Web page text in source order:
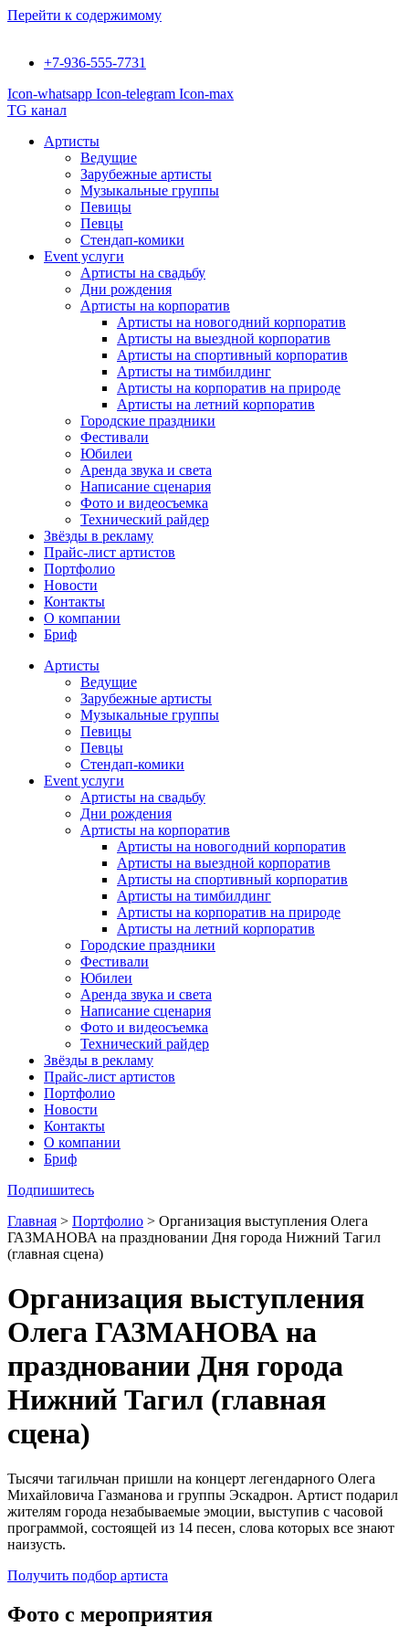
Перейти к содержимому
+7-936-555-7731
Icon-whatsapp Icon-telegram Icon-max
TG канал
Артисты
Ведущие
Зарубежные артисты
Музыкальные группы
Певицы
Певцы
Стендап-комики
Event услуги
Артисты на свадьбу
Дни рождения
Артисты на корпоратив
Артисты на новогодний корпоратив
Артисты на выездной корпоратив
Артисты на спортивный корпоратив
Артисты на тимбилдинг
Артисты на корпоратив на природе
Артисты на летний корпоратив
Городские праздники
Фестивали
Юбилеи
Аренда звука и света
Написание сценария
Фото и видеосъемка
Технический райдер
Звёзды в рекламу
Прайс-лист артистов
Портфолио
Новости
Контакты
О компании
Бриф
Артисты
Ведущие
Зарубежные артисты
Музыкальные группы
Певицы
Певцы
Стендап-комики
Event услуги
Артисты на свадьбу
Дни рождения
Артисты на корпоратив
Артисты на новогодний корпоратив
Артисты на выездной корпоратив
Артисты на спортивный корпоратив
Артисты на тимбилдинг
Артисты на корпоратив на природе
Артисты на летний корпоратив
Городские праздники
Фестивали
Юбилеи
Аренда звука и света
Написание сценария
Фото и видеосъемка
Технический райдер
Звёзды в рекламу
Прайс-лист артистов
Портфолио
Новости
Контакты
О компании
Бриф
Подпишитесь
Главная > Портфолио > Организация выступления Олега
ГАЗМАНОВА на праздновании Дня города Нижний Тагил
(главная сцена)
Организация выступления
Олега ГАЗМАНОВА на
праздновании Дня города
Нижний Тагил (главная
сцена)
Тысячи тагильчан пришли на концерт легендарного Олега
Михайловича Газманова и группы Эскадрон. Артист подарил
жителям города незабываемые эмоции, выступив с часовой
программой, состоящей из 14 песен, слова которых все знают
наизусть.
Получить подбор артиста
Фото с мероприятия